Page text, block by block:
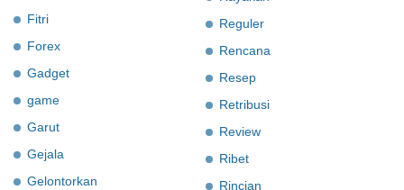
Fitri
Forex
Gadget
game
Garut
Gejala
Gelontorkan
Reguler
Rencana
Resep
Retribusi
Review
Ribet
Rincian